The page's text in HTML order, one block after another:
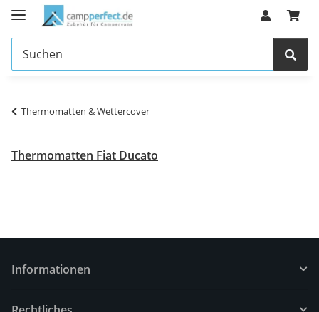
Thermomatten & Wettercover
Thermomatten Fiat Ducato
Informationen